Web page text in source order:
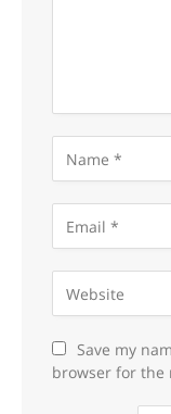
Save my
browser for the